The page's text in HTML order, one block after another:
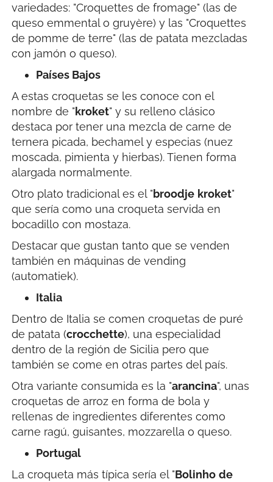
variedades: "Croquettes de fromage" (las de
queso emmental o gruyère) y las "Croquettes
de pomme de terre" (las de patata mezcladas
con jamón o queso).
Países Bajos
A estas croquetas se les conoce con el
nombre de "kroket" y su relleno clásico
destaca por tener una mezcla de carne de
ternera picada, bechamel y especias (nuez
moscada, pimienta y hierbas). Tienen forma
alargada normalmente.
Otro plato tradicional es el "broodje kroket"
que sería como una croqueta servida en
bocadillo con mostaza.
Destacar que gustan tanto que se venden
también en máquinas de vending
(automatiek).
Italia
Dentro de Italia se comen croquetas de puré
de patata (crocchette), una especialidad
dentro de la región de Sicilia pero que
también se come en otras partes del país.
Otra variante consumida es la "arancina", unas
croquetas de arroz en forma de bola y
rellenas de ingredientes diferentes como
carne ragú, guisantes, mozzarella o queso.
Portugal
La croqueta más típica sería el "Bolinho de